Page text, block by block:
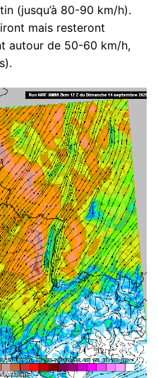
(jusqu’à 80-90 km/h).
mais resteront
autour de 50-60 km/h,